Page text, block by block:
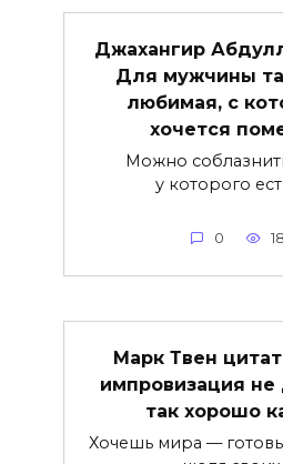
Джахангир
Для мужчины
любимая, с
хочется
Можно
у которого
0 18
Марк Твен
импровизация не
так хорошо
Хочешь мира — готовь